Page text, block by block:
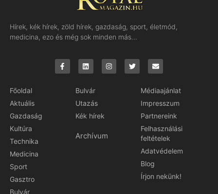
Hírek, kék hírek, zöld hírek, gazdaság, sport, életmód,
medicina, ezo és még sok minden más…
Főoldal
Aktuális
Gazdaság
Kultúra
Technika
Medicina
Sport
Gasztro
Bulvár
Bulvár
Utazás
Kék hírek
Archívum
Médiaajánlat
Impresszum
Partnereink
Felhasználási
feltételek
Adatvédelem
Blog
Írjon nekünk!